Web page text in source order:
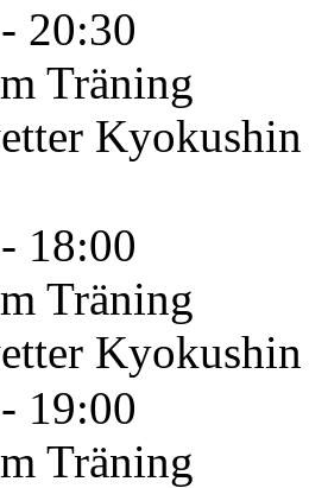
20:30
Träning
18:00
Träning
19:00
Träning